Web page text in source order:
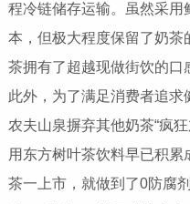
程冷链储存运输。虽然采
本，但极大程度保留了奶茶
茶拥有了超越现做街饮的口
此外，为了满足消费者追求
农夫山泉摒弃其他奶茶“疯
用东方树叶茶饮料早已积
茶一上市，就做到了0防腐